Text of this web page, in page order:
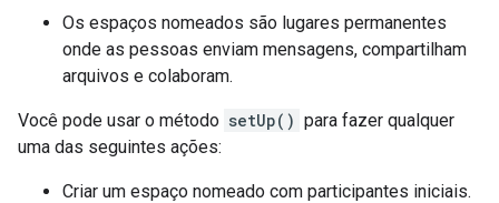
Os espaços nomeados são lugares permanentes
onde as pessoas enviam mensagens, compartilham
arquivos e colaboram.
Você pode usar o método setUp() para fazer qualquer
uma das seguintes ações:
Criar um espaço nomeado com participantes iniciais.